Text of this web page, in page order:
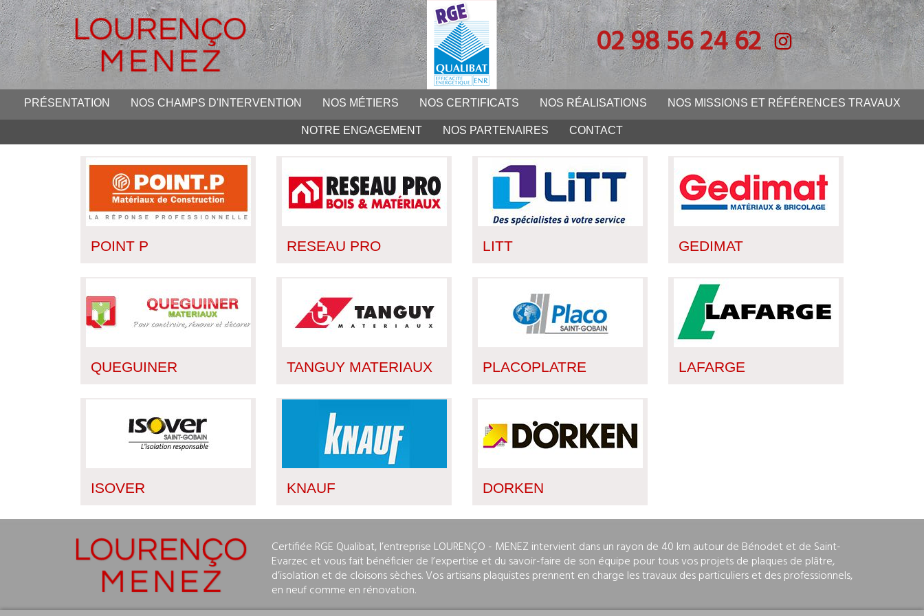
02 98 56 24 62
PRÉSENTATION NOS CHAMPS D'INTERVENTION NOS MÉTIERS NOS CERTIFICATS NOS RÉALISATIONS NOS MISSIONS ET RÉFÉRENCES TRAVAUX
NOTRE ENGAGEMENT NOS PARTENAIRES CONTACT
POINT P RESEAU PRO LITT GEDIMAT
QUEGUINER TANGUY MATERIAUX PLACOPLATRE LAFARGE
ISOVER KNAUF DORKEN
Certifiée RGE Qualibat, l’entreprise LOURENÇO - MENEZ intervient dans un rayon de 40 km autour de Bénodet et de Saint-
Evarzec et vous fait bénéficier de l’expertise et du savoir-faire de son équipe pour tous vos projets de plaques de plâtre,
d’isolation et de cloisons sèches. Vos artisans plaquistes prennent en charge les travaux des particuliers et des professionnels,
en neuf comme en rénovation.